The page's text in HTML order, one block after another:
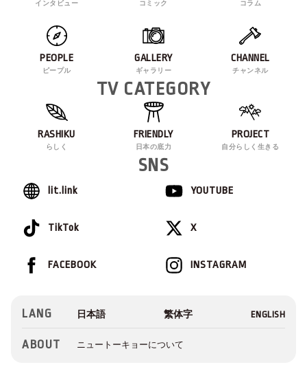
インタビュー コミック コラム
PEOPLE
ピープル
GALLERY
ギャラリー
CHANNEL
チャンネル
TV CATEGORY
RASHIKU
らしく
FRIENDLY
日本の底力
PROJECT
自分らしく生きる
SNS
lit.link YOUTUBE
TikTok X
INSTAGRAM
FACEBOOK
LANG
ABOUT ニュートーキョーについて